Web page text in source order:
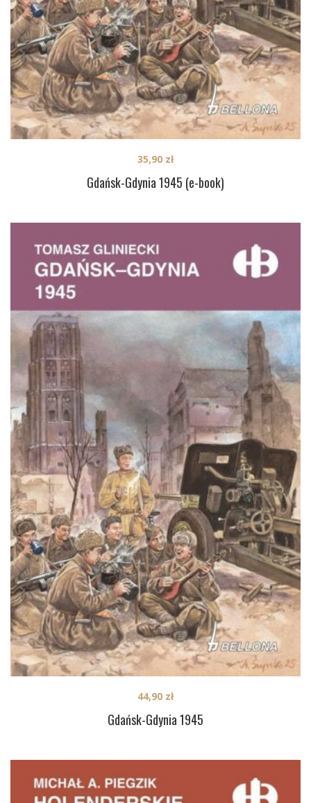
Gdańsk-Gdynia 1945 (e-book)
35,90 zł
Gdańsk-Gdynia 1945
44,90 zł